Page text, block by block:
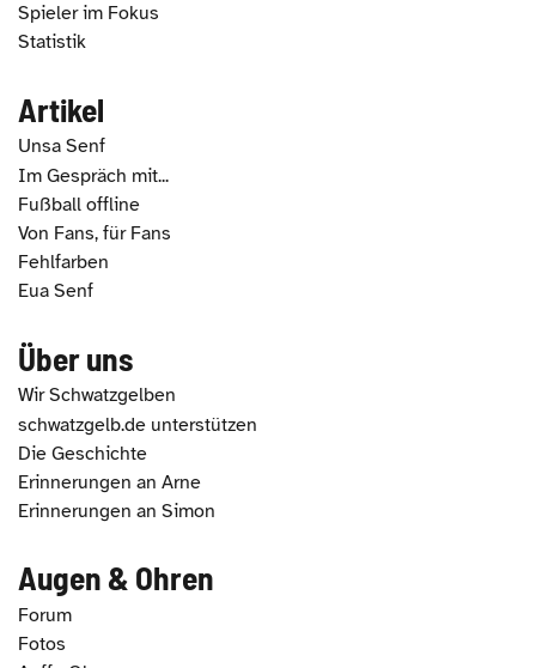
Spieler im Fokus
Statistik
Artikel
Unsa Senf
Im Gespräch mit...
Fußball offline
Von Fans, für Fans
Fehlfarben
Eua Senf
Über uns
Wir Schwatzgelben
schwatzgelb.de unterstützen
Die Geschichte
Erinnerungen an Arne
Erinnerungen an Simon
Augen & Ohren
Forum
Fotos